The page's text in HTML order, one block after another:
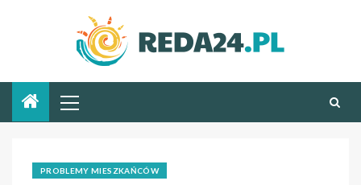
PROBLEMY MIESZKAŃCÓW